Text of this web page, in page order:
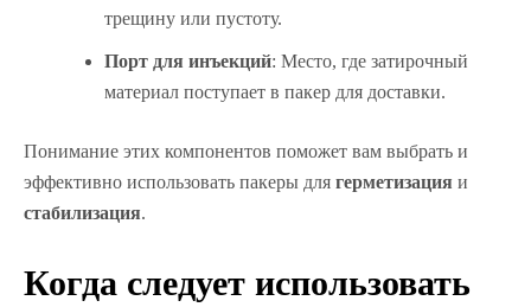
трещину или пустоту.
Порт для инъекций: Место, где затирочный
материал поступает в пакер для доставки.
Понимание этих компонентов поможет вам выбрать и
эффективно использовать пакеры для герметизация и
стабилизация.
Когда следует использовать